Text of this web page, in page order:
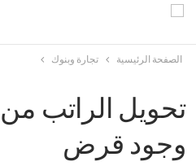
الصفحة الرئيسية تجارة وبنوك
تحويل الراتب
وجود قرض